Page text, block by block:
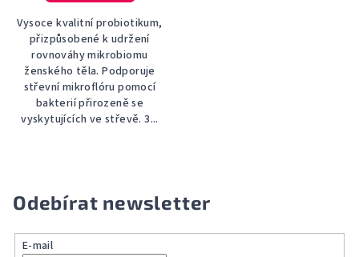
Vysoce kvalitní probiotikum,
přizpůsobené k udržení
rovnováhy mikrobiomu
ženského těla. Podporuje
střevní mikroflóru pomocí
bakterií přirozeně se
vyskytujících ve střevě. 3...
Odebírat newsletter
E-mail